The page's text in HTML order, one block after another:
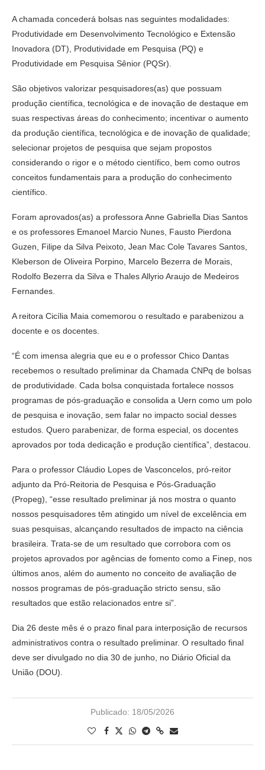
A chamada concederá bolsas nas seguintes modalidades:
Produtividade em Desenvolvimento Tecnológico e Extensão
Inovadora (DT), Produtividade em Pesquisa (PQ) e
Produtividade em Pesquisa Sênior (PQSr).
São objetivos valorizar pesquisadores(as) que possuam
produção científica, tecnológica e de inovação de destaque em
suas respectivas áreas do conhecimento; incentivar o aumento
da produção científica, tecnológica e de inovação de qualidade;
selecionar projetos de pesquisa que sejam propostos
considerando o rigor e o método científico, bem como outros
conceitos fundamentais para a produção do conhecimento
científico.
Foram aprovados(as) a professora Anne Gabriella Dias Santos
e os professores Emanoel Marcio Nunes, Fausto Pierdona
Guzen, Filipe da Silva Peixoto, Jean Mac Cole Tavares Santos,
Kleberson de Oliveira Porpino, Marcelo Bezerra de Morais,
Rodolfo Bezerra da Silva e Thales Allyrio Araujo de Medeiros
Fernandes.
A reitora Cicília Maia comemorou o resultado e parabenizou a
docente e os docentes.
“É com imensa alegria que eu e o professor Chico Dantas
recebemos o resultado preliminar da Chamada CNPq de bolsas
de produtividade. Cada bolsa conquistada fortalece nossos
programas de pós-graduação e consolida a Uern como um polo
de pesquisa e inovação, sem falar no impacto social desses
estudos. Quero parabenizar, de forma especial, os docentes
aprovados por toda dedicação e produção científica”, destacou.
Para o professor Cláudio Lopes de Vasconcelos, pró-reitor
adjunto da Pró-Reitoria de Pesquisa e Pós-Graduação
(Propeg), “esse resultado preliminar já nos mostra o quanto
nossos pesquisadores têm atingido um nível de excelência em
suas pesquisas, alcançando resultados de impacto na ciência
brasileira. Trata-se de um resultado que corrobora com os
projetos aprovados por agências de fomento como a Finep, nos
últimos anos, além do aumento no conceito de avaliação de
nossos programas de pós-graduação stricto sensu, são
resultados que estão relacionados entre si”.
Dia 26 deste mês é o prazo final para interposição de recursos
administrativos contra o resultado preliminar. O resultado final
deve ser divulgado no dia 30 de junho, no Diário Oficial da
União (DOU).
Publicado: 18/05/2026